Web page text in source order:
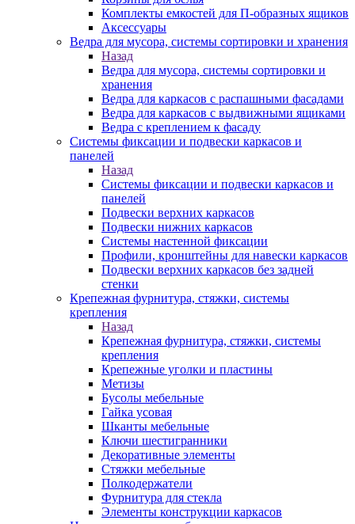
Комплекты емкостей для П-образных ящиков
Аксессуары
Ведра для мусора, системы сортировки и хранения
Назад
Ведра для мусора, системы сортировки и
хранения
Ведра для каркасов с распашными фасадами
Ведра для каркасов с выдвижными ящиками
Ведра с креплением к фасаду
Системы фиксации и подвески каркасов и
панелей
Назад
Системы фиксации и подвески каркасов и
панелей
Подвески верхних каркасов
Подвески нижних каркасов
Системы настенной фиксации
Профили, кронштейны для навески каркасов
Подвески верхних каркасов без задней
стенки
Крепежная фурнитура, стяжки, системы
крепления
Назад
Крепежная фурнитура, стяжки, системы
крепления
Крепежные уголки и пластины
Метизы
Бусолы мебельные
Гайка усовая
Шканты мебельные
Ключи шестигранники
Декоративные элементы
Стяжки мебельные
Полкодержатели
Фурнитура для стекла
Элементы конструкции каркасов